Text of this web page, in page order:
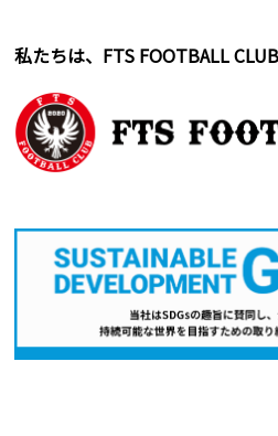
私たちは、FTS FOOTBALL